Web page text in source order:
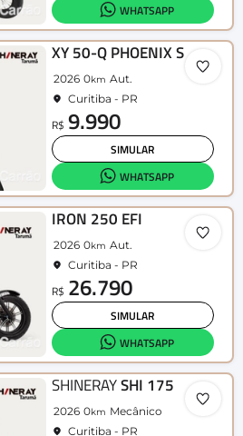
WHATSAPP
XY 50-Q PHOENIX S
2026 0km Aut.
Curitiba - PR
R$ 9.990
SIMULAR
WHATSAPP
IRON 250 EFI
2026 0km Aut.
Curitiba - PR
R$ 26.790
SIMULAR
WHATSAPP
SHINERAYSHI 175
2026 0km Mecânico
Curitiba - PR